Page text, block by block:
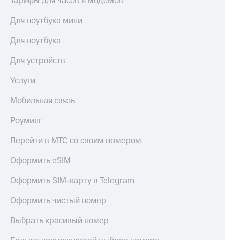
Для ноутбука мини
Для ноутбука
Для устройств
Услуги
Мобильная связь
Роуминг
Перейти в МТС со своим номером
Оформить eSIM
Оформить SIM-карту в Telegram
Оформить чистый номер
Выбрать красивый номер